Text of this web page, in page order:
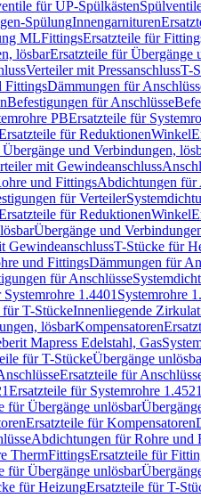
für UP-Spülkästen
SpülungInnengarnituren
MLFittingsErsatzteile für
lösbarErsatzteile für Übergänge
Verteiler mit PressanschlussT-
FittingsDämmungen für
Befestigungen für Anschlüsse
PBErsatzteile für
für ReduktionenWinkel
und Verbindungen,
mit Gewindeanschluss
und FittingsAbdichtungen für
für Verteiler
für ReduktionenWinkel
Übergänge und
GewindeanschlussT-Stücke für
und FittingsDämmungen für
für Anschlüsse
1.4401 Systemrohre
für T-StückeInnenliegende
lösbarKompensatoren
Mapress Edelstahl, Gas
für T-StückeÜbergänge
Ersatzteile für
Ersatzteile für Systemrohre 1.4521
für Übergänge unlösbar
Ersatzteile für Kompensatoren
Abdichtungen für Rohre und
ThermFittingsErsatzteile für
für Übergänge unlösbar
für HeizungErsatzteile für T-